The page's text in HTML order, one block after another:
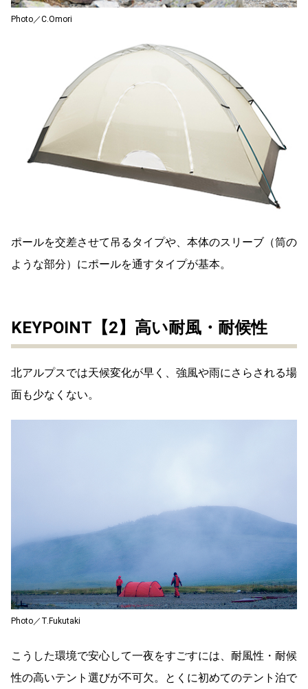
Photo／C.Omori
ポールを交差させて吊るタイプや、本体のスリーブ（筒の
ような部分）にポールを通すタイプが基本。
KEYPOINT【2】高い耐風・耐候性
北アルプスでは天候変化が早く、強風や雨にさらされる場
面も少なくない。
Photo／T.Fukutaki
こうした環境で安心して一夜をすごすには、耐風性・耐候
性の高いテント選びが不可欠。とくに初めてのテント泊で